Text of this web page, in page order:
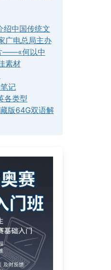
绍中国传统文
广电总局主办
——«何以中
素材
记
各类型
版64G双语解